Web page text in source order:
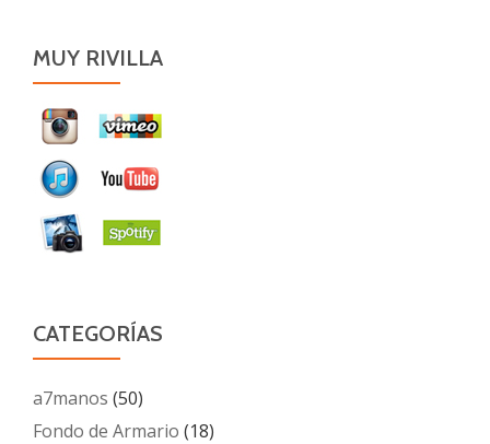
MUY RIVILLA
CATEGORÍAS
a7manos (50)
Fondo de Armario (18)